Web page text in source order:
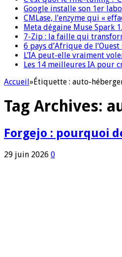
Google installe son 1er
CMLase, l’enzyme qui «
Meta dégaine Muse Spark
7-Zip : la faille qui
6 pays d’Afrique de
L’IA peut-elle vraiment
Les 14 meilleures IA pour
Accueil»Étiquette : auto-
Tag Archives:
Forgejo : pourquoi
29 juin 2026 0